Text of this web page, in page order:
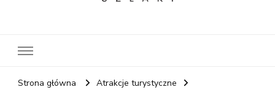
Strona główna
Atrakcje turystyczne